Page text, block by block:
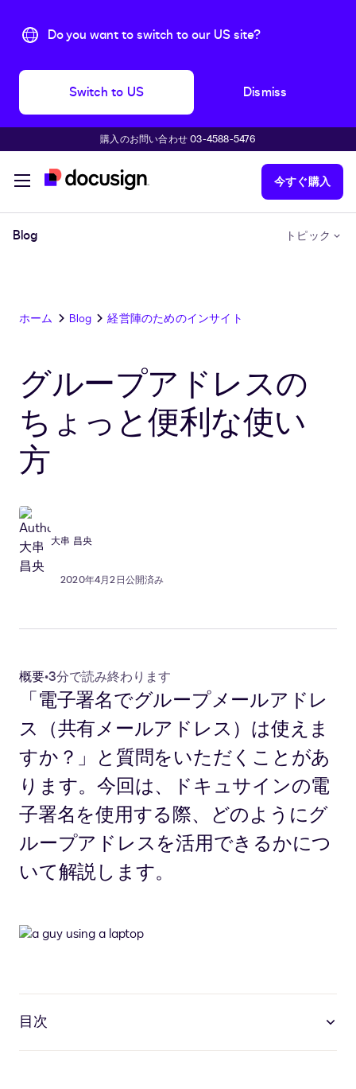
Do you want to switch to our US site?
Switch to US Dismiss
購入のお問い合わせ 03-4588-5476
今すぐ購入
Blog トピック
ホーム Blog 経営陣のためのインサイト
グループアドレスの
ちょっと便利な使い
方
大串 昌央
2020年4月2日公開済み
概要•3分で読み終わります
「電子署名でグループメールアドレ
ス（共有メールアドレス）は使えま
すか？」と質問をいただくことがあ
ります。今回は、ドキュサインの電
子署名を使用する際、どのようにグ
ループアドレスを活用できるかにつ
いて解説します。
目次